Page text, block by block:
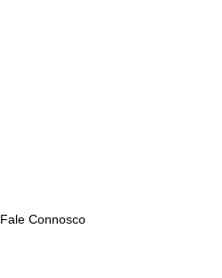
Fale Connosco